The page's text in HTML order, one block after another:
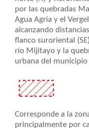
por las quebradas
Agua Agria y el
alcanzando
flanco suroriental
río Mijitayo y la
urbana del municipio
Corresponde a la
principalmente por